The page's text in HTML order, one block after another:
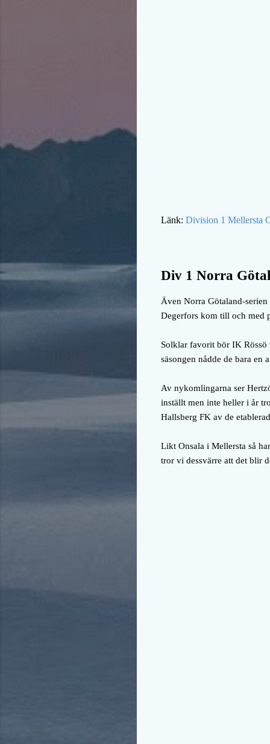
Länk: Division 1 Mellersta
Div 1 Norra
Även Norra Götaland-
Degerfors kom till och med
Solklar favorit bör IK Rössö
säsongen nådde de bara en
Av nykomlingarna ser
inställt men inte heller i år
Hallsberg FK av de
Likt Onsala i Mellersta så
tror vi dessvärre att det blir